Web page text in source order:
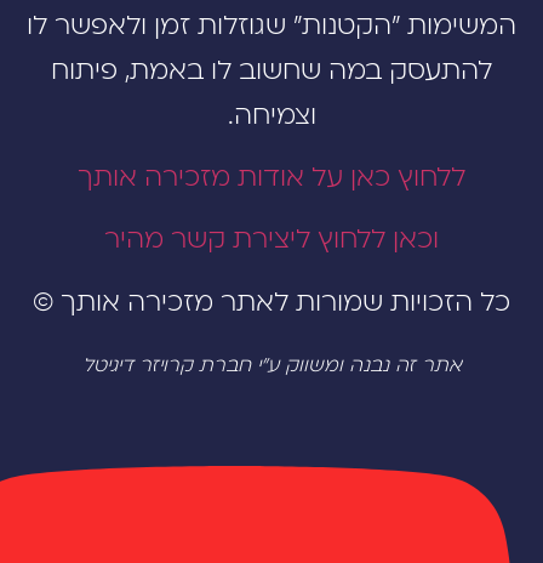
״הקטנות״ שגוזלות זמן ולאפשר לו
במה שחשוב לו באמת, פיתוח
וצמיחה.
ללחוץ כאן על אודות מזכירה אותך
וכאן ללחוץ ליצירת קשר מהיר
שמורות לאתר מזכירה אותך ©
אתר זה נבנה ומשווק ע"י חברת קרויזר דיגיטל